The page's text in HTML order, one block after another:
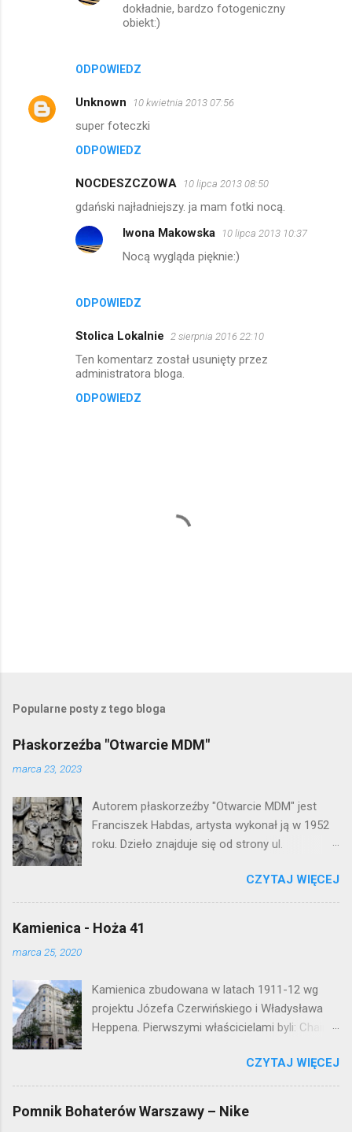
ODPOWIEDZ
dokładnie, bardzo fotogeniczny
obiekt:)
Unknown 10 kwietnia 2013 07:56
super foteczki
ODPOWIEDZ
NOCDESZCZOWA 10 lipca 2013 08:50
gdański najładniejszy. ja mam fotki nocą.
ODPOWIEDZ
Iwona Makowska 10 lipca 2013 10:37
Nocą wygląda pięknie:)
Stolica Lokalnie 2 sierpnia 2016 22:10
Ten komentarz został usunięty przez
administratora bloga.
ODPOWIEDZ
e
i
j
o
m
e
n
t
a
Popularne posty z tego bloga
Płaskorzeźba "Otwarcie MDM"
marca 23, 2023
Autorem płaskorzeźby "Otwarcie MDM" jest
Franciszek Habdas, artysta wykonał ją w 1952
roku. Dzieło znajduje się od strony ul.
warszawskiej flagowej inwestycji
mieszkaniowej lat 50. Lokalizacja: Śródmieście
CZYTAJ WIĘCEJ
Kamienica - Hoża 41
marca 25, 2020
Kamienica zbudowana w latach 1911-12 wg
projektu Józefa Czerwińskiego i Władysława
Heppena. Pierwszymi właścicielami byli: Chaim
kamienica była zamieszkała przez
pracowników Elektrowni Warszawskiej. Ten
okazały budynek wyszedł bez szwanku z II
wojny światowej. Lokalizacja: Śródmieście
CZYTAJ WIĘCEJ
Pomnik Bohaterów Warszawy – Nike